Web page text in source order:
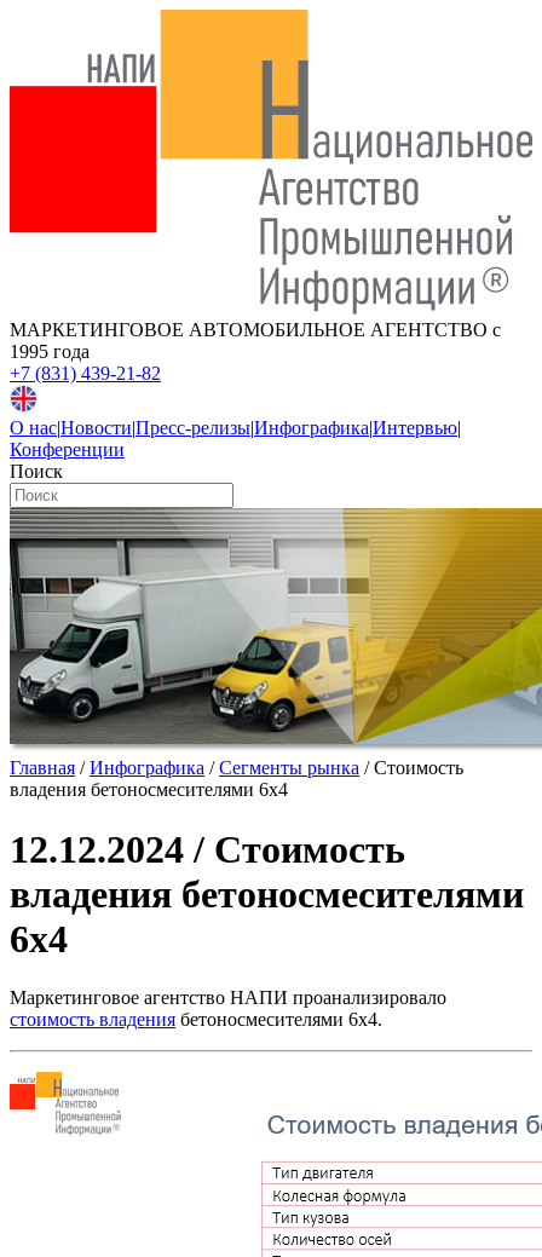
МАРКЕТИНГОВОЕ АВТОМОБИЛЬНОЕ АГЕНТСТВО с
1995 года
+7 (831) 439-21-82
О нас|Новости|Пресс-релизы|Инфографика|Интервью|
Конференции
Поиск
Главная /Инфографика /Сегменты рынка /Стоимость
владения бетоносмесителями 6х4
12.12.2024 / Стоимость
владения бетоносмесителями
6х4
Маркетинговое агентство НАПИ проанализировало
стоимость владения бетоносмесителями 6х4.